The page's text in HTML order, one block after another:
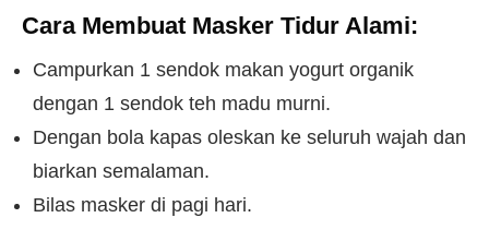
Cara Membuat Masker Tidur Alami:
Campurkan 1 sendok makan yogurt organik
dengan 1 sendok teh madu murni.
Dengan bola kapas oleskan ke seluruh wajah dan
biarkan semalaman.
Bilas masker di pagi hari.